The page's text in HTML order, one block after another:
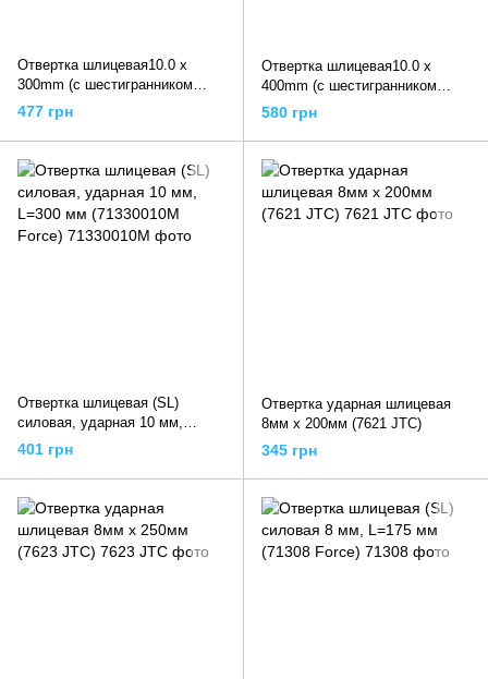
Отвертка шлицевая10.0 x
300mm (с шестигранником
ударная) FALB1030 TOPTUL
477 грн
Отвертка шлицевая10.0 x
400mm (с шестигранником
ударная) FALB1040 TOPTUL
580 грн
Отвертка шлицевая (SL)
силовая, ударная 10 мм,
L=300 мм (71330010M Force)
401 грн
Отвертка ударная шлицевая
8мм х 200мм (7621 JTC)
345 грн